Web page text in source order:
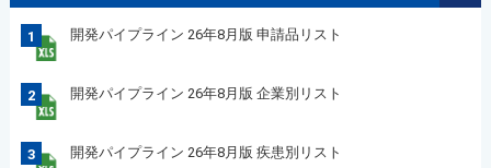
1 開発パイプライン 26年8月版 申請品リスト
2 開発パイプライン 26年8月版 企業別リスト
3 開発パイプライン 26年8月版 疾患別リスト